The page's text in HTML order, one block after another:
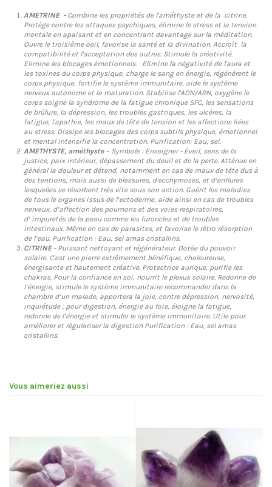
AMETRINE - Combine les propriétés de l'améthyste et de la citrine.
Protège contre les attaques psychiques, élimine le stress et la tension
mentale en apaisant et en concentrant davantage sur la méditation.
Ouvre le troisième oeil, favorise la santé et la divination. Accroît la
compatibilité et l'acceptation des autres. Stimule la créativité.
Elimine les blocages émotionnels. Elimine la négativité de l'aura et
les toxines du corps physique, charge le sang en énergie, régénèrent le
corps physique, fortifie le système immunitaire, aide le système
nerveux autonome et la maturation. Stabilise l'ADN/ARN, oxygène le
corps soigne la syndrome de la fatigue chronique SFC, les sensations
de brûlure, la dépression, les troubles gastriques, les ulcères, la
fatigue, l'apathie, les maux de tête de tension et les affections liées
au stress. Dissipe les blocages des corps subtils physique, émotionnel
et mental intensifie la concentration. Purification: Eau, sel.
AMETHYSTE, améthyste– Symbole : Enseigner - Eveil, sens de la
justice, paix intérieur, dépassement du deuil et de la perte. Atténue en
général la douleur et détend, notamment en cas de maux de tête dus à
des tentions, mais aussi de blessures, d'ecchymoses, et d’enflures
lesquelles se résorbent très vite sous son action. Guérit les maladies
de tous le organes issus de l’ectoderme, aide ainsi en cas de troubles
nerveux, d’affection des poumons et des voies respiratoires,
d’ impuretés de la peau comme les furoncles et de troubles
intestinaux. Même en cas de parasites, et favorise le rétro résorption
de l’eau. Purification : Eau, sel amas cristallins.
CITRINE - Puissant nettoyant et régénérateur. Dotée du pouvoir
solaire. C'est une pierre extrêmement bénéfique, chaleureuse,
énergisante et hautement créative. Protectrice aurique, purifie les
chakras. Pour la confiance en soi, nourrit le plexus solaire. Redonne de
l’énergie, stimule le système immunitaire recommander dans la
chambre d’un malade, apportera la joie, contre dépression, nervosité,
inquiétude ; pour digestion, énergie au foie, éloigne la fatigue,
redonne de l’énergie et stimuler le système immunitaire. Utile pour
améliorer et régulariser la digestion Purification : Eau, sel amas
cristallins.
Vous aimeriez aussi